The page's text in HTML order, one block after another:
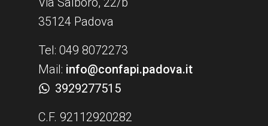
35124 Padova
Tel: 049 8072273
Mail: info@confapi.padova.it
3929277515
C.F. 92112920282